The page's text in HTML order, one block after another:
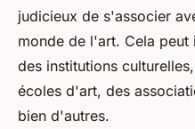
judicieux de s'associer
monde de l'art. Cela peut
des institutions
écoles d'art, des
bien d'autres.